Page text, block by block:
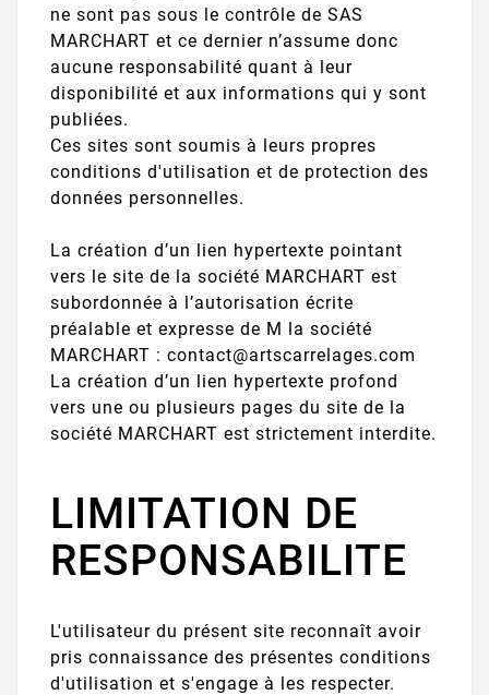
ne sont pas sous le contrôle de SAS
MARCHART et ce dernier n’assume donc
aucune responsabilité quant à leur
disponibilité et aux informations qui y sont
publiées.
Ces sites sont soumis à leurs propres
conditions d'utilisation et de protection des
données personnelles.
La création d’un lien hypertexte pointant
vers le site de la société MARCHART est
subordonnée à l’autorisation écrite
préalable et expresse de M la société
MARCHART : contact@artscarrelages.com
La création d’un lien hypertexte profond
vers une ou plusieurs pages du site de la
société MARCHART est strictement interdite.
LIMITATION DE
RESPONSABILITE
L'utilisateur du présent site reconnaît avoir
pris connaissance des présentes conditions
d'utilisation et s'engage à les respecter.